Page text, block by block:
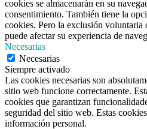
cookies se almacenarán en su
consentimiento. También tiene la
cookies. Pero la exclusión voluntaria
puede afectar su experiencia de
Necesarias
Necesarias
Siempre activado
Las cookies necesarias son
sitio web funcione correctamente.
cookies que garantizan
seguridad del sitio web. Estas
información personal.